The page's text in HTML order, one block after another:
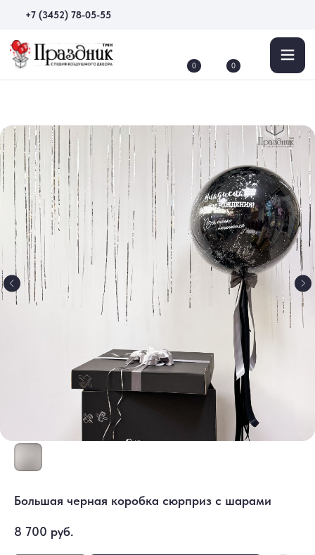
+7 (3452) 78-05-55
Большая черная коробка сюрприз с шарами
8 700 руб.